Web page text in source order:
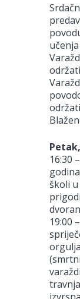
16:30
školi u
19:00